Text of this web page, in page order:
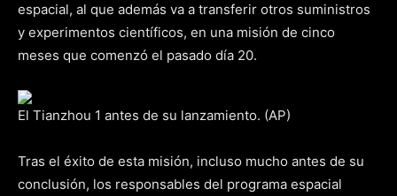
espacial, al que además va a transferir otros suministros
y experimentos científicos, en una misión de cinco
meses que comenzó el pasado día 20.
El Tianzhou 1 antes de su lanzamiento. (AP)
Tras el éxito de esta misión, incluso mucho antes de su
conclusión, los responsables del programa espacial